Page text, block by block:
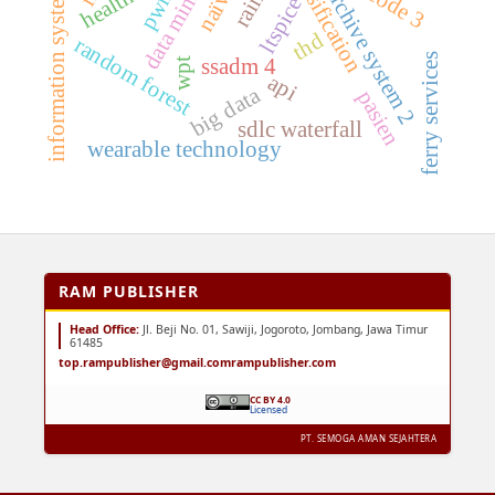
random forest ssadm 4
big data
wearable technology
information systems sdlc waterfall
ltspice
wpt
thd
ferry services
api pasien
RAM PUBLISHER
Head Office:Jl. Beji No. 01, Sawiji, Jogoroto, Jombang, Jawa Timur
61485
top.rampublisher@gmail.comrampublisher.com
CC BY 4.0
Licensed
PT. SEMOGA AMAN SEJAHTERA